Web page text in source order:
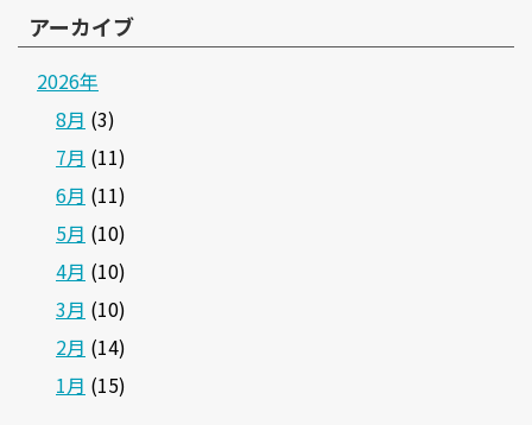
アーカイブ
2026年
8月 (3)
7月 (11)
6月 (11)
5月 (10)
4月 (10)
3月 (10)
2月 (14)
1月 (15)